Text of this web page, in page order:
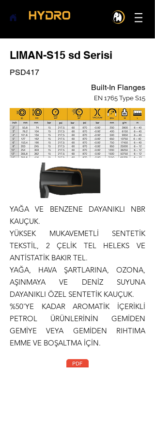
LIMAN-S15 sd Serisi
PSD417
Built-In Flanges
EN 1765 Type S15
YAĞA VE BENZENE DAYANIKLI NBR
KAUÇUK.
YÜKSEK MUKAVEMETLİ SENTETİK
TEKSTİL, 2 ÇELİK TEL HELEKS VE
ANTİSTATİK BAKIR TEL.
YAĞA, HAVA ŞARTLARINA, OZONA,
AŞINMAYA VE DENİZ SUYUNA
DAYANIKLI ÖZEL SENTETİK KAUÇUK.
%50'YE KADAR AROMATİK İÇERİKLİ
PETROL ÜRÜNLERİNİN GEMİDEN
GEMİYE VEYA GEMİDEN RIHTIMA
EMME VE BOŞALTMA İÇİN.